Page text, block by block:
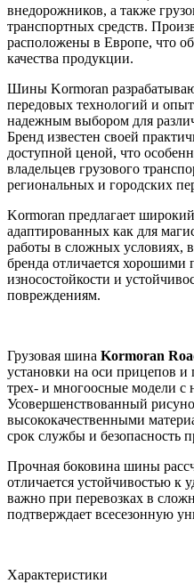
внедорожников, а также
транспортных средств.
расположены в Европе, что
качества продукции.
Шины Kormoran
передовых технологий и
надежным выбором для
Бренд известен своей
доступной ценой, что
владельцев грузового
региональных и городских
Kormoran предлагает
адаптированных как для
работы в сложных условиях,
бренда отличается хорошими
износостойкости и
повреждениям.
Грузовая шина Kormoran
установки на оси прицепов
трех- и многоосные модели
Усовершенствованный
высококачественными
срок службы и безопасность
Прочная боковина шины
отличается устойчивостью к
важно при перевозках в
подтверждает всесезонную
Характеристики